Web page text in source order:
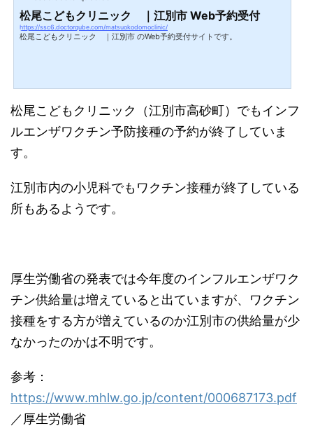
松尾こどもクリニック ｜江別市 Web予約受付
https://ssc6.doctorqube.com/matsuokodomoclinic/
松尾こどもクリニック ｜江別市 のWeb予約受付サイトです。
松尾こどもクリニック（江別市高砂町）でもインフ
ルエンザワクチン予防接種の予約が終了していま
す。
江別市内の小児科でもワクチン接種が終了している
所もあるようです。
厚生労働省の発表では今年度のインフルエンザワク
チン供給量は増えていると出ていますが、ワクチン
接種をする方が増えているのか江別市の供給量が少
なかったのかは不明です。
参考：
https://www.mhlw.go.jp/content/000687173.pdf
／厚生労働省